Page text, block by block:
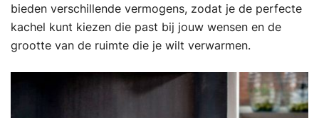
bieden verschillende vermogens, zodat je de perfecte
kachel kunt kiezen die past bij jouw wensen en de
grootte van de ruimte die je wilt verwarmen.